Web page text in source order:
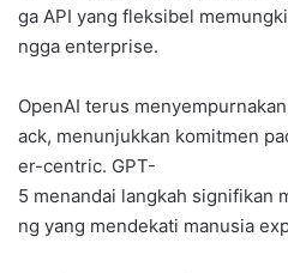
ga API yang fleksibel
ngga enterprise.
OpenAI terus
ack, menunjukkan komitmen
er-centric. GPT-
5 menandai langkah signifikan
ng yang mendekati manusia